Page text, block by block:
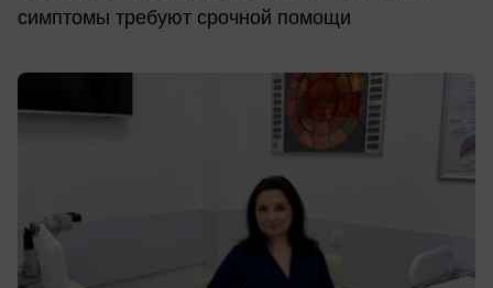
симптомы требуют срочной помощи